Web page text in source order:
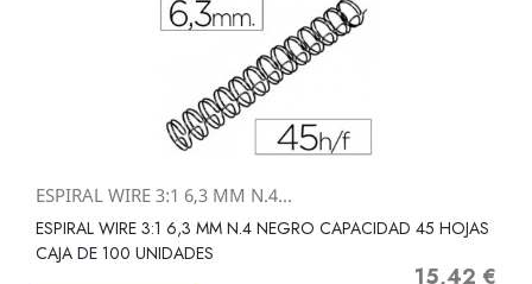
ESPIRAL WIRE 3:1 6,3 MM N.4...
ESPIRAL WIRE 3:1 6,3 MM N.4 NEGRO CAPACIDAD 45 HOJAS
CAJA DE 100 UNIDADES
Precio
15,42 €